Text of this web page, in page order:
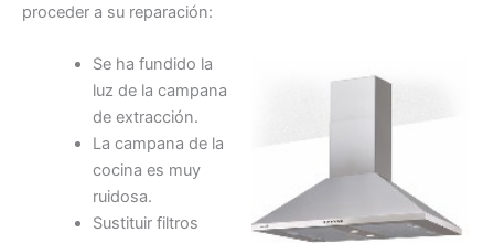
proceder a su reparación:
Se ha fundido la
luz de la campana
de extracción.
La campana de la
cocina es muy
ruidosa.
Sustituir filtros